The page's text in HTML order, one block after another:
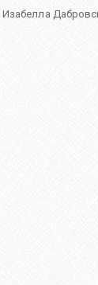
Изабелла